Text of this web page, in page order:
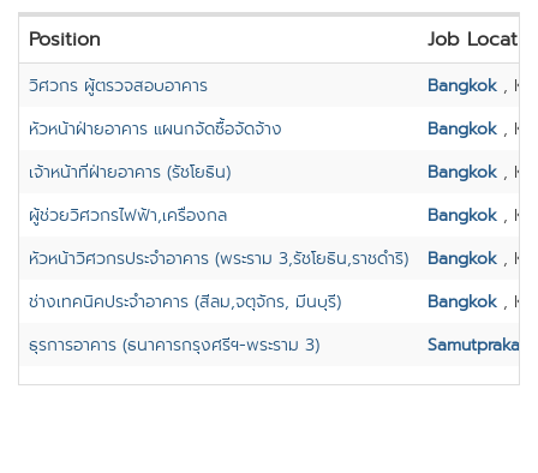
Position Job
วิศวกร ผู้ตรวจสอบอาคาร Bangkok ,
หัวหน้าฝ่ายอาคาร แผนกจัดซื้อจัดจ้าง
Bangkok ,
เจ้าหน้าที่ฝ่ายอาคาร (รัชโยธิน)
Bangkok ,
ผู้ช่วยวิศวกรไฟฟ้า,เครื่องกล
Bangkok ,
หัวหน้าวิศวกรประจำอาคาร (พระราม 3,รัชโยธิน,ราชดำริ)
Bangkok ,
ช่างเทคนิคประจำอาคาร (สีลม,จตุจักร, มีนบุรี)
Bangkok ,
ธุรการอาคาร (ธนาคารกรุงศรีฯ-พระราม 3)
Samutprakarn